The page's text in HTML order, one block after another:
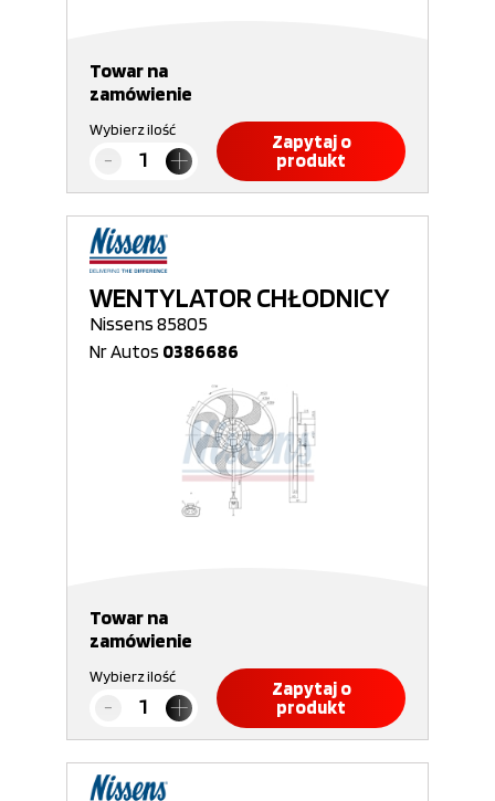
Towar na
zamówienie
Wybierz ilość
Zapytaj o
produkt
WENTYLATOR CHŁODNICY
Nissens 85805
Nr Autos 0386686
Towar na
zamówienie
Wybierz ilość
Zapytaj o
produkt